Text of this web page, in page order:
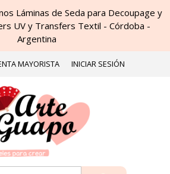
Láminas de Seda para Decoupage y
UV y Transfers Textil - Córdoba -
Argentina
MAYORISTA INICIAR SESIÓN